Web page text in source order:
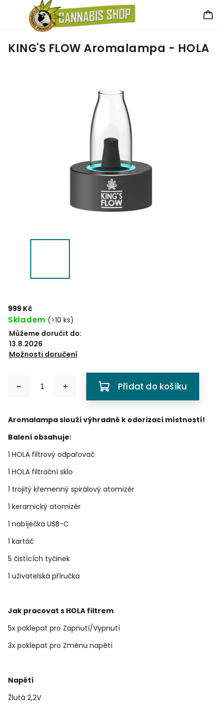
KING'S FLOW Aromalampa - HOLA
999 Kč
Skladem (>10 ks)
Můžeme doručit do:
13.8.2026
Možnosti doručení
Přidat do košíku
Aromalampa slouží výhradně k odorizací místností!
Balení obsahuje:
1 HOLA filtrový odpařovač
1 HOLA filtrační sklo
1 trojitý křemenný spirálový atomizér
1 keramický atomizér
1 nabíječka USB-C
1 kartáč
5 čistících tyčinek
1 uživatelská příručka
Jak pracovat s HOLA filtrem
5x poklepat pro Zapnutí/Vypnutí
3x poklepat pro Změnu napětí
Napětí
Žlutá 2,2V